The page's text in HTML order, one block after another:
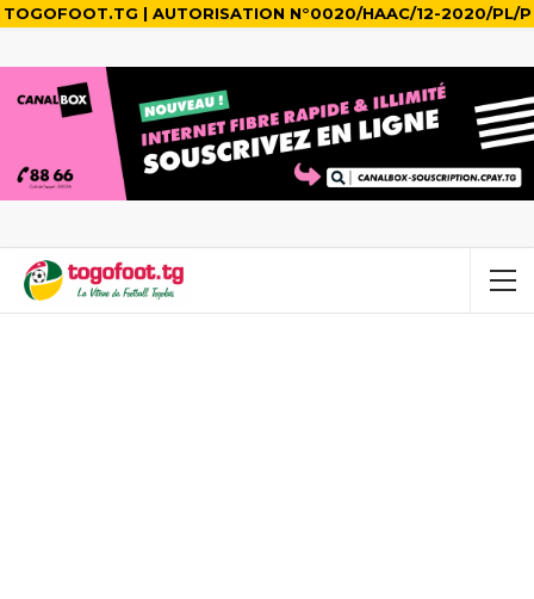
TOGOFOOT.TG | AUTORISATION N°0020/HAAC/12-2020/PL/P